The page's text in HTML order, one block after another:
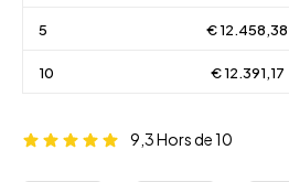
5 € 12.458,38
10 € 12.391,17
9,3Hors de 10